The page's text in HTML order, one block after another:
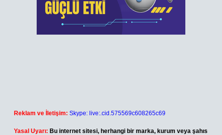
Reklam ve İletişim: Skype: live:.cid.575569c608265c69
Yasal Uyarı: Bu internet sitesi, herhangi bir marka, kurum veya şahıs